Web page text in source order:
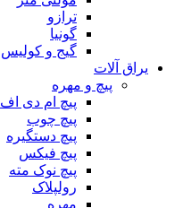
ترازو
گونیا
گیج و کولیس
یراق آلات
پیچ و مهره
پیچ ام دی اف
پیچ چوب
پیچ دستگیره
پیچ فیکس
پیچ نوک مته
رولپلاک
مهره